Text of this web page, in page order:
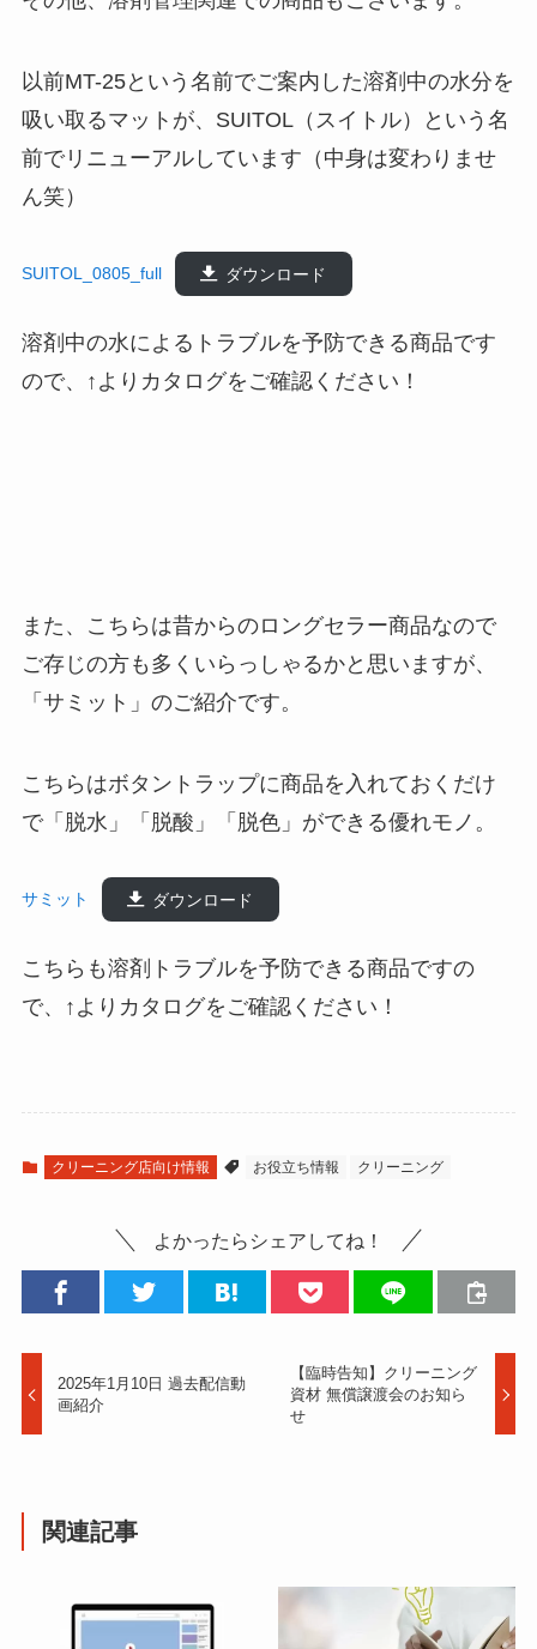
以前MT-25という名前でご案内した溶剤中の水分を
吸い取るマットが、SUITOL（スイトル）という名
前でリニューアルしています（中身は変わりませ
ん笑）
SUITOL_0805_full ダウンロード
溶剤中の水によるトラブルを予防できる商品です
ので、↑よりカタログをご確認ください！
また、こちらは昔からのロングセラー商品なので
ご存じの方も多くいらっしゃるかと思いますが、
「サミット」のご紹介です。
こちらはボタントラップに商品を入れておくだけ
で「脱水」「脱酸」「脱色」ができる優れモノ。
サミット ダウンロード
こちらも溶剤トラブルを予防できる商品ですの
で、↑よりカタログをご確認ください！
クリーニング店向け情報 お役立ち情報 クリーニング
よかったらシェアしてね！
2025年1月10日 過去配信動
画紹介
【臨時告知】クリーニング
資材 無償譲渡会のお知ら
せ
関連記事